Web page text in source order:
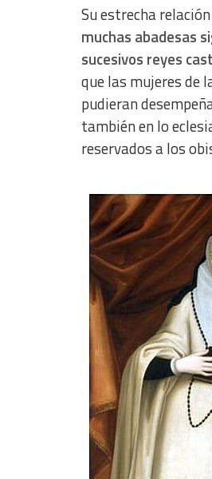
Su estrecha
muchas abadesas
sucesivos reyes
que las mujeres de
pudieran
también en lo
reservados a los
Use limited data to select content
IAB Special Features:
Use precise geolocation data
Identify devices based on
Non-IAB processing purposes: